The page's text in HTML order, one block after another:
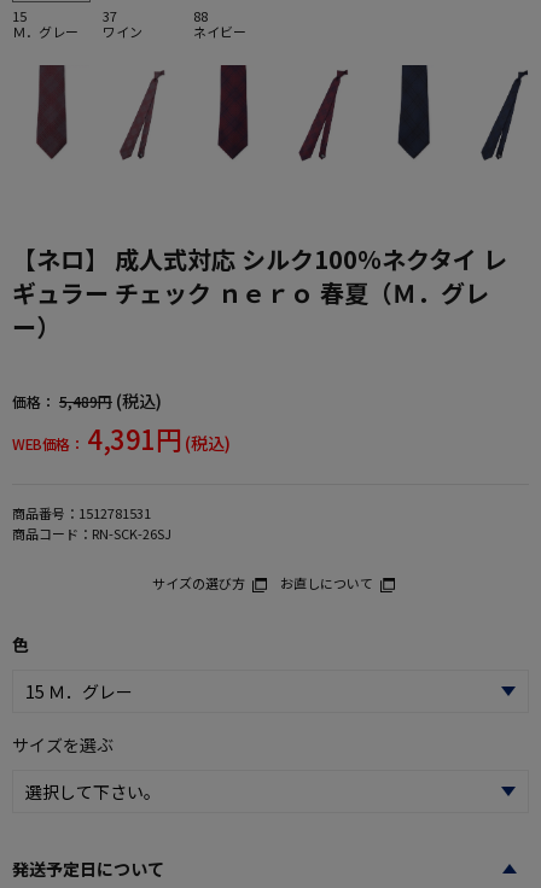
15
Ｍ．グレー
37
ワイン
88
ネイビー
【ネロ】 成人式対応 シルク100％ネクタイ レ
ギュラー チェック ｎｅｒｏ 春夏（Ｍ．グレ
ー）
価格： 5,489円 (税込)
WEB価格： 4,391円 (税込)
商品番号： 1512781531
商品コード： RN-SCK-26SJ
サイズの選び方 お直しについて
色
サイズを選ぶ
発送予定日について